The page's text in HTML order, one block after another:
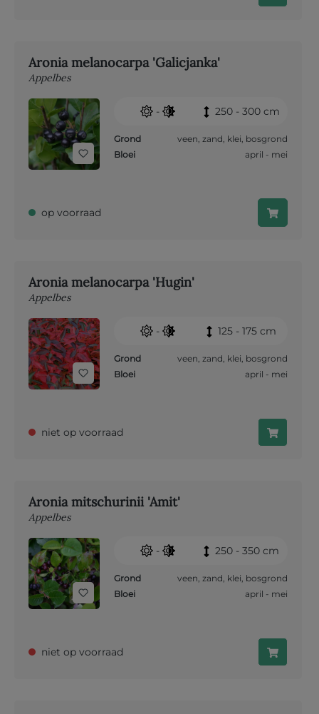
Aronia melanocarpa 'Galicjanka'
Appelbes
- 250 - 300 cm
Grond veen, zand, klei, bosgrond
Bloei
april - mei
op voorraad
Aronia melanocarpa 'Hugin'
Appelbes
- 125 - 175 cm
Grond veen, zand, klei, bosgrond
Bloei
april - mei
niet op voorraad
Aronia mitschurinii 'Amit'
Appelbes
- 250 - 350 cm
Grond veen, zand, klei, bosgrond
Bloei
april - mei
niet op voorraad